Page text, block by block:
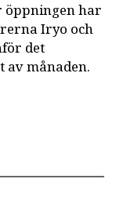
öppningen har
Iryo och
det
av månaden.